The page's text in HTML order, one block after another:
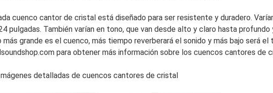
cuenco cantor de cristal está diseñado para ser resistente y duradero.
pulgadas. También varían en tono, que van desde alto y claro hasta profundo
más grande es el cuenco, más tiempo reverberará el sonido y más bajo será el
para obtener más información sobre los cuencos cantores de
detalladas de cuencos cantores de cristal